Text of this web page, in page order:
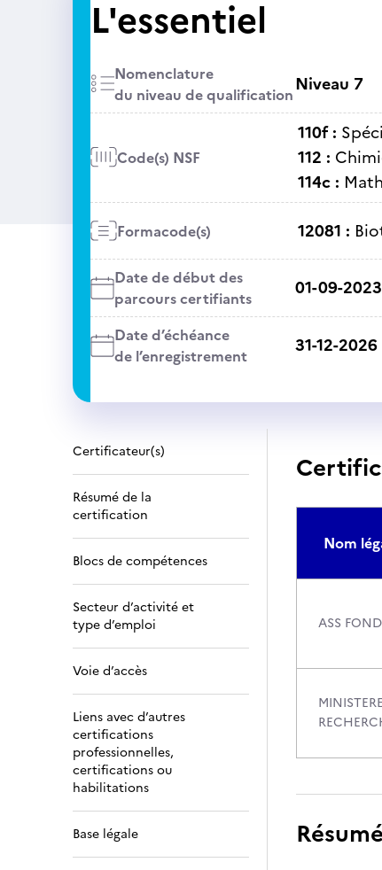
L'essentiel
Nomenclature
du niveau de qualificationNiveau 7
Code(s) NSF
110f :
112 :
114c :
Formacode(s) 12081 :
Date de début des
parcours certifiants
01-09-2023
Date d’échéance
de l’enregistrement
31-12-2026
Certificateur(s)
Résumé de la
certification
Blocs de compétences
Secteur d’activité et
type d’emploi
Voie d’accès
Liens avec d’autres
certifications
professionnelles,
certifications ou
habilitations
Base légale
Nom
ASS